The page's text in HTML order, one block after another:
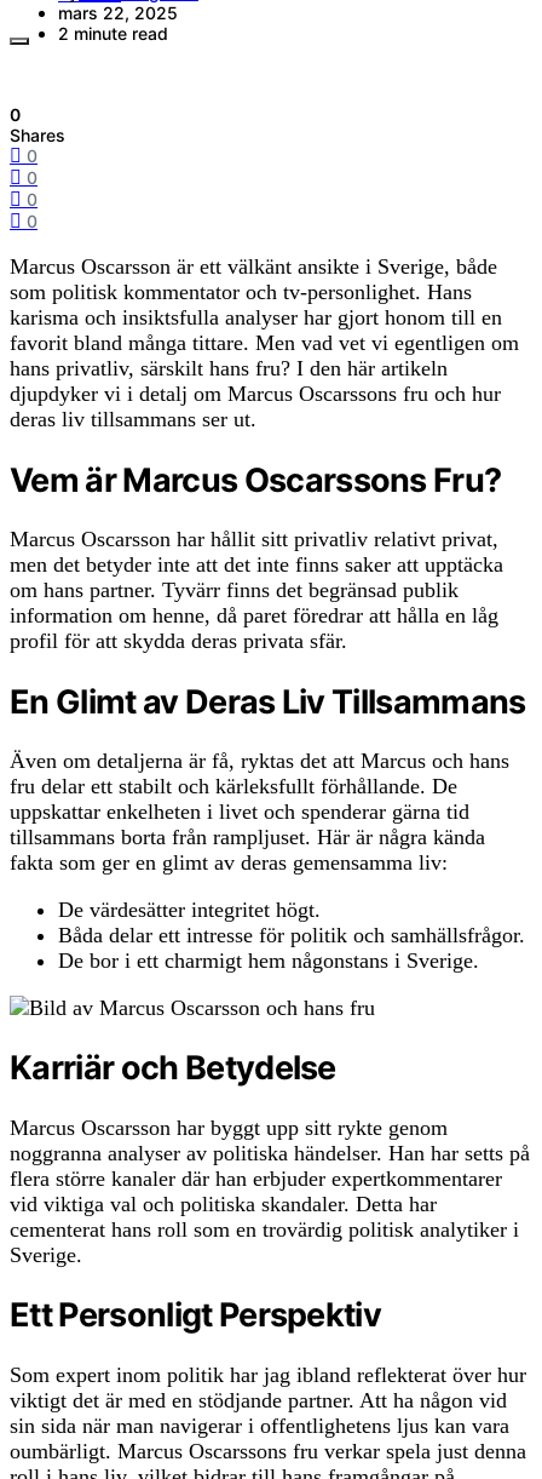
mars 22, 2025
2 minute read
0
Shares
0
0
0
0
Marcus Oscarsson är ett välkänt ansikte i Sverige, både
som politisk kommentator och tv-personlighet. Hans
karisma och insiktsfulla analyser har gjort honom till en
favorit bland många tittare. Men vad vet vi egentligen om
hans privatliv, särskilt hans fru? I den här artikeln
djupdyker vi i detalj om Marcus Oscarssons fru och hur
deras liv tillsammans ser ut.
Vem är Marcus Oscarssons Fru?
Marcus Oscarsson har hållit sitt privatliv relativt privat,
men det betyder inte att det inte finns saker att upptäcka
om hans partner. Tyvärr finns det begränsad publik
information om henne, då paret föredrar att hålla en låg
profil för att skydda deras privata sfär.
En Glimt av Deras Liv Tillsammans
Även om detaljerna är få, ryktas det att Marcus och hans
fru delar ett stabilt och kärleksfullt förhållande. De
uppskattar enkelheten i livet och spenderar gärna tid
tillsammans borta från rampljuset. Här är några kända
fakta som ger en glimt av deras gemensamma liv:
De värdesätter integritet högt.
Båda delar ett intresse för politik och samhällsfrågor.
De bor i ett charmigt hem någonstans i Sverige.
Karriär och Betydelse
Marcus Oscarsson har byggt upp sitt rykte genom
noggranna analyser av politiska händelser. Han har setts på
flera större kanaler där han erbjuder expertkommentarer
vid viktiga val och politiska skandaler. Detta har
cementerat hans roll som en trovärdig politisk analytiker i
Sverige.
Ett Personligt Perspektiv
Som expert inom politik har jag ibland reflekterat över hur
viktigt det är med en stödjande partner. Att ha någon vid
sin sida när man navigerar i offentlighetens ljus kan vara
oumbärligt. Marcus Oscarssons fru verkar spela just denna